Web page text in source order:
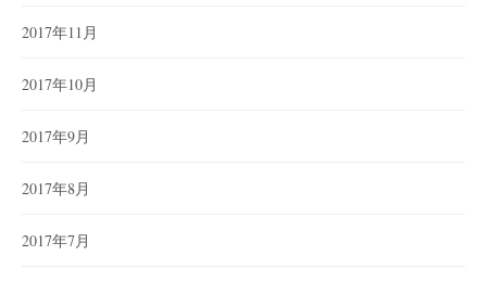
2017年11月
2017年10月
2017年9月
2017年8月
2017年7月